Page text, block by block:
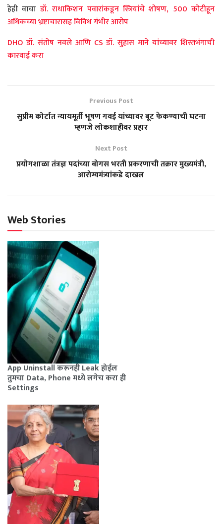
हेही वाचा डॉ. राधाकिशन पवारांकडून स्त्रियांचे शोषण, 500 कोटीहून
अधिकच्या भ्रष्टाचारासह विविध गंभीर आरोप
DHO डॉ. संतोष नवले आणि CS डॉ. सुहास माने यांच्यावर शिस्तभंगाची
कारवाई करा
Previous Post
सुप्रीम कोर्टात न्यायमूर्ती भूषण गवई यांच्यावर बूट फेकण्याची घटना
म्हणजे लोकशाहीवर प्रहार
Next Post
प्रयोगशाळा तंत्रज्ञ पदांच्या बोगस भरती प्रकरणाची तक्रार मुख्यमंत्री,
आरोग्यमंत्र्यांकडे दाखल
Web Stories
App Uninstall करूनही Leak होईल
तुमचा Data, Phone मध्ये लगेच करा ही
Settings